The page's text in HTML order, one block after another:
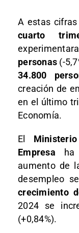
A estas
cuarto
personas (-
34.800
creación de
en el último
Economía.
El
Empresa ha
aumento de
desempleo
crecimiento
2024 se
(+0,84%).